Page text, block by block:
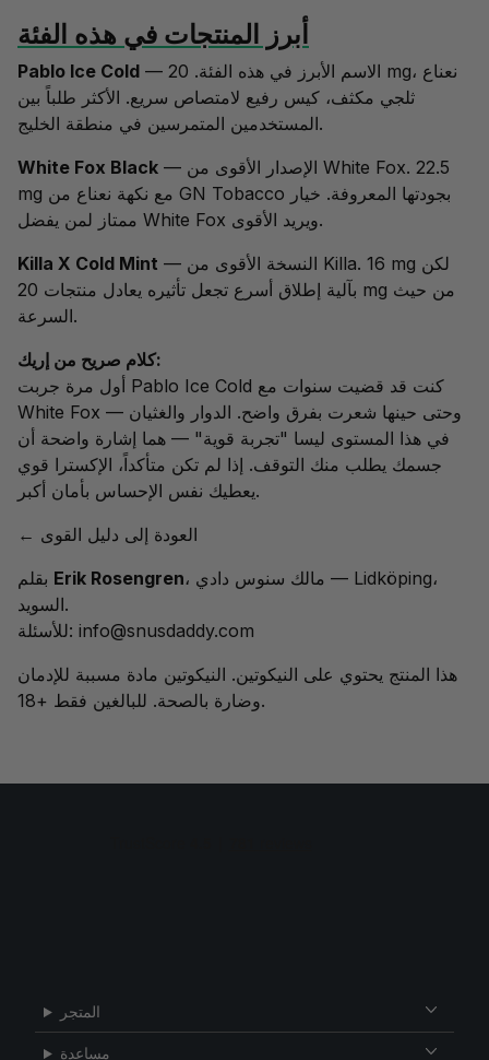
أبرز المنتجات في هذه الفئة
Pablo Ice Cold — الاسم الأبرز في هذه الفئة. 20 mg، نعناع
ثلجي مكثف، كيس رفيع لامتصاص سريع. الأكثر طلباً بين
المستخدمين المتمرسين في منطقة الخليج.
White Fox Black — الإصدار الأقوى من White Fox. 22.5
mg مع نكهة نعناع من GN Tobacco بجودتها المعروفة. خيار
ممتاز لمن يفضل White Fox ويريد الأقوى.
Killa X Cold Mint — النسخة الأقوى من Killa. 16 mg لكن
بآلية إطلاق أسرع تجعل تأثيره يعادل منتجات 20 mg من حيث
السرعة.
كلام صريح من إريك:
أول مرة جربت Pablo Ice Cold كنت قد قضيت سنوات مع
White Fox — وحتى حينها شعرت بفرق واضح. الدوار والغثيان
في هذا المستوى ليسا "تجربة قوية" — هما إشارة واضحة أن
جسمك يطلب منك التوقف. إذا لم تكن متأكداً، الإكسترا قوي
يعطيك نفس الإحساس بأمان أكبر.
← العودة إلى دليل القوى
Erik Rosengren، مالك سنوس دادي — Lidköping،
السويد.
للأسئلة: info@snusdaddy.com
هذا المنتج يحتوي على النيكوتين. النيكوتين مادة مسببة للإدمان
وضارة بالصحة. للبالغين فقط +18.
المتجر
مساعدة